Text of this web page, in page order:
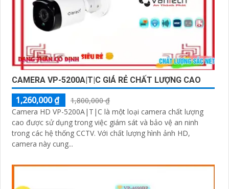
CAMERA VP-5200A|T|C GIÁ RẺ CHẤT LƯỢNG CAO
1,260,000 ₫
1,800,000 ₫
Camera HD VP-5200A|T|C là một loại camera chất lượng
cao được sử dụng trong việc giám sát và bảo vệ an ninh
trong các hệ thống CCTV. Với chất lượng hình ảnh HD,
camera này cung...